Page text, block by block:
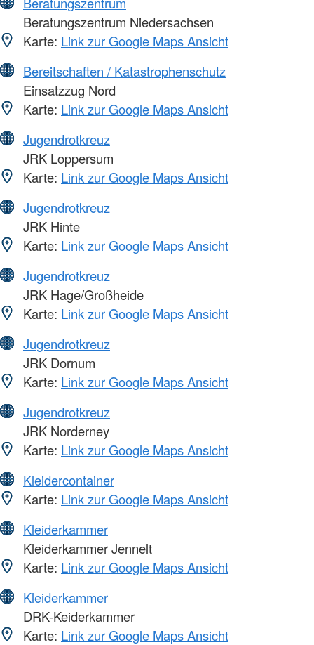
Beratungszentrum Niedersachsen
Karte: Link zur Google Maps Ansicht
Bereitschaften / Katastrophenschutz
Einsatzzug Nord
Karte: Link zur Google Maps Ansicht
Jugendrotkreuz
JRK Loppersum
Karte: Link zur Google Maps Ansicht
Jugendrotkreuz
JRK Hinte
Karte: Link zur Google Maps Ansicht
Jugendrotkreuz
JRK Hage/Großheide
Karte: Link zur Google Maps Ansicht
Jugendrotkreuz
JRK Dornum
Karte: Link zur Google Maps Ansicht
Jugendrotkreuz
JRK Norderney
Karte: Link zur Google Maps Ansicht
Kleidercontainer
Karte: Link zur Google Maps Ansicht
Kleiderkammer
Kleiderkammer Jennelt
Karte: Link zur Google Maps Ansicht
Kleiderkammer
DRK-Keiderkammer
Karte: Link zur Google Maps Ansicht